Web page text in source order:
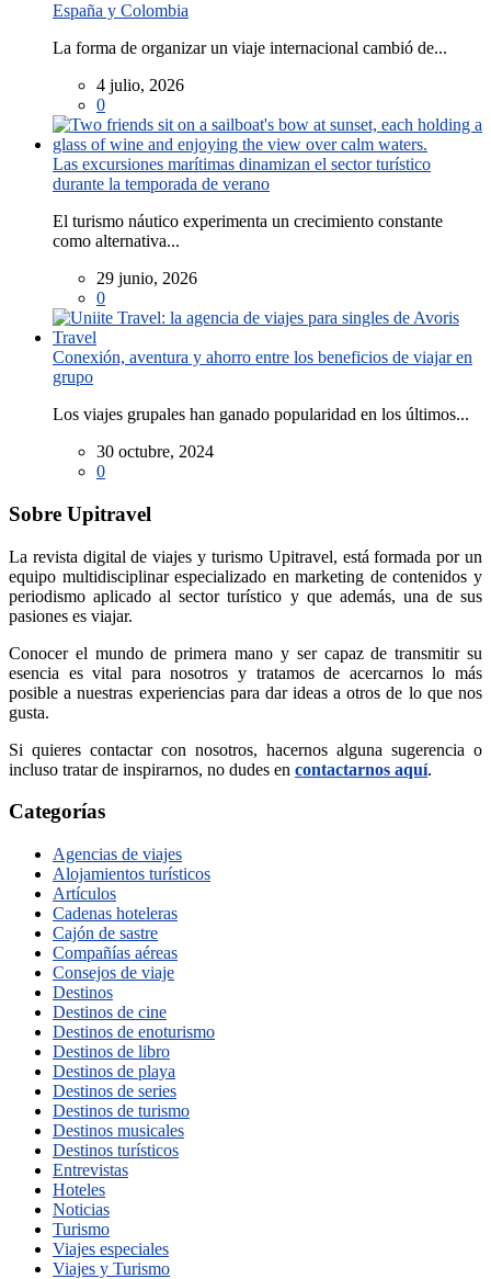
España y Colombia
La forma de organizar un viaje internacional cambió de...
4 julio, 2026
0
Las excursiones marítimas dinamizan el sector turístico
durante la temporada de verano
El turismo náutico experimenta un crecimiento constante
como alternativa...
29 junio, 2026
0
Conexión, aventura y ahorro entre los beneficios de viajar en
grupo
Los viajes grupales han ganado popularidad en los últimos...
30 octubre, 2024
0
Sobre Upitravel
La revista digital de viajes y turismo Upitravel, está formada por un
equipo multidisciplinar especializado en marketing de contenidos y
periodismo aplicado al sector turístico y que además, una de sus
pasiones es viajar.
Conocer el mundo de primera mano y ser capaz de transmitir su
esencia es vital para nosotros y tratamos de acercarnos lo más
posible a nuestras experiencias para dar ideas a otros de lo que nos
gusta.
Si quieres contactar con nosotros, hacernos alguna sugerencia o
incluso tratar de inspirarnos, no dudes en contactarnos aquí.
Categorías
Agencias de viajes
Alojamientos turísticos
Artículos
Cadenas hoteleras
Cajón de sastre
Compañías aéreas
Consejos de viaje
Destinos
Destinos de cine
Destinos de enoturismo
Destinos de libro
Destinos de playa
Destinos de series
Destinos de turismo
Destinos musicales
Destinos turísticos
Entrevistas
Hoteles
Noticias
Turismo
Viajes especiales
Viajes y Turismo